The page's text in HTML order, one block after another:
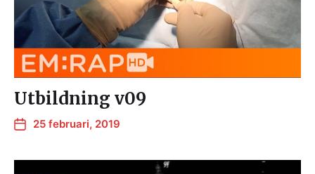
Utbildning v09
25 februari, 2019